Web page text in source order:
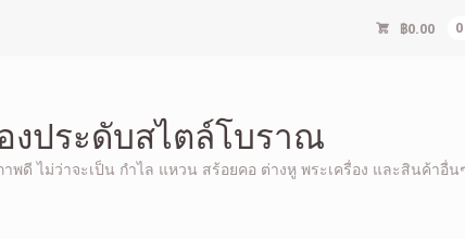
฿0.00
งประดับสไตล์โบราณ
ดี ไม่ว่าจะเป็น กำไล แหวน สร้อยคอ ต่างหู พระเครื่อง และสินค้าอื่